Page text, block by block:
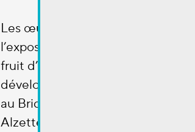
Les œuvres mises en scène dans
l’exposition
fruit d’une recherche que l’artiste
développe lors d’une résidence
au Bridderhaus à Esch-sur-
Alzette. À travers ce projet, elle